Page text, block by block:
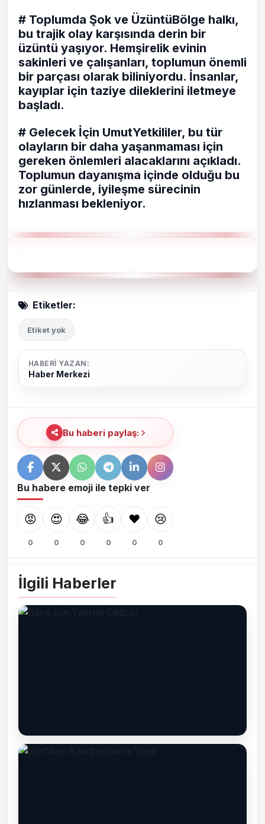
# Toplumda Şok ve ÜzüntüBölge halkı,
bu trajik olay karşısında derin bir
üzüntü yaşıyor. Hemşirelik evinin
sakinleri ve çalışanları, toplumun önemli
bir parçası olarak biliniyordu. İnsanlar,
kayıplar için taziye dileklerini iletmeye
başladı.
# Gelecek İçin UmutYetkililer, bu tür
olayların bir daha yaşanmaması için
gereken önlemleri alacaklarını açıkladı.
Toplumun dayanışma içinde olduğu bu
zor günlerde, iyileşme sürecinin
hızlanması bekleniyor.
Etiketler:
Etiket yok
HABERI YAZAN:
Haber Merkezi
Bu haberi paylaş:
Bu habere emoji ile tepki ver
😡 😍 😂 👍 ❤️ 😢
0 0 0 0 0 0
İlgili Haberler